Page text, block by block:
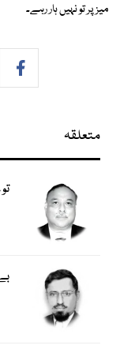
میز پر تو نہیں ہار رہے۔
متعلقہ